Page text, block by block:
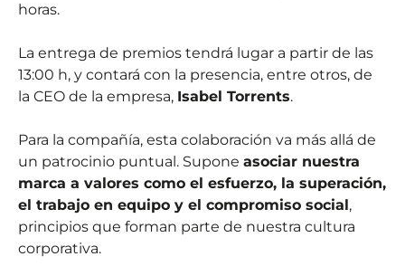
horas.
La entrega de premios tendrá lugar a partir de las
13:00 h, y contará con la presencia, entre otros, de
la CEO de la empresa, Isabel Torrents.
Para la compañía, esta colaboración va más allá de
un patrocinio puntual. Supone asociar nuestra
marca a valores como el esfuerzo, la superación,
el trabajo en equipo y el compromiso social,
principios que forman parte de nuestra cultura
corporativa.